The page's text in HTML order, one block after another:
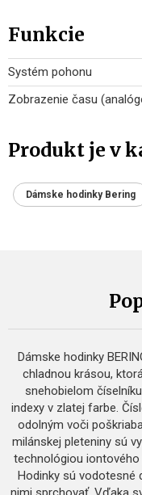
Funkcie
Systém pohonu
Zobrazenie času
Produkt je v
Dámske hodinky Bering
Dámske hodinky
chladnou krásou,
snehobielom
indexy v zlatej farbe.
odolným voči
milánskej pleteniny sú
technológiou iontového
Hodinky sú vodotesné